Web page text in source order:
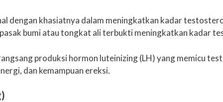
dengan khasiatnya dalam meningkatkan kadar
bumi atau tongkat ali terbukti meningkatkan kadar
produksi hormon luteinizing (LH) yang memicu
dan kemampuan ereksi.